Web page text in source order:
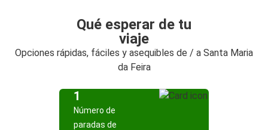
Qué esperar de tu
viaje
Opciones rápidas, fáciles y asequibles de / a Santa Maria
da Feira
1
Número de
paradas de